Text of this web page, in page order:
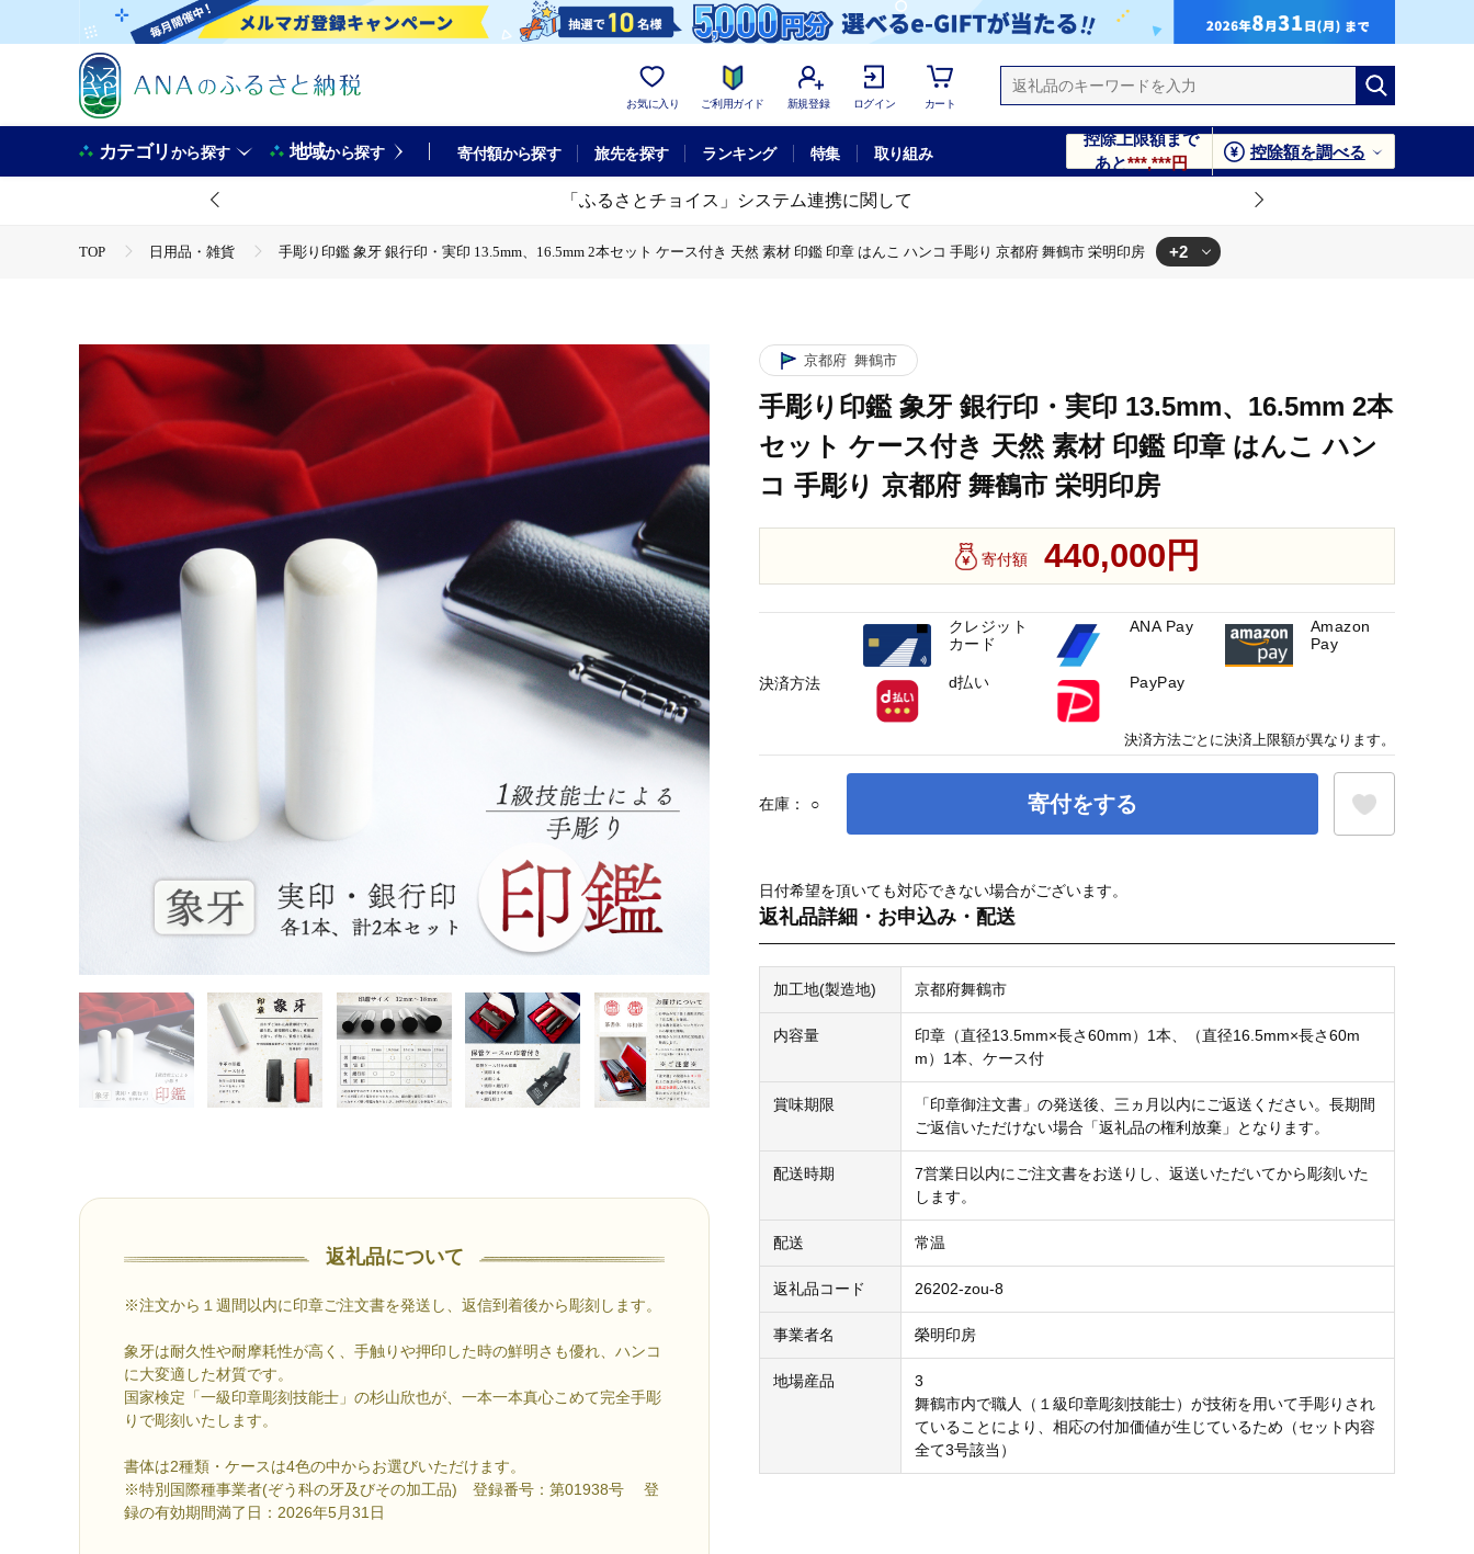
お気に入り ご利用ガイド 新規登録 ログイン カート
カテゴリから探す 地域から探す 寄付額から探す 旅先を探す ランキング 特集 取り組み
控除上限額まで
あと***,***円
控除額を調べる
「ふるさとチョイス」システム連携に関して
TOP 日用品・雑貨 手彫り印鑑 象牙 銀行印・実印 13.5mm、16.5mm 2本セット ケース付き 天然 素材 印鑑 印章 はんこ ハンコ 手彫り 京都府 舞鶴市 栄明印房 +2
返礼品について
※注文から１週間以内に印章ご注文書を発送し、返信到着後から彫刻します。
象牙は耐久性や耐摩耗性が高く、手触りや押印した時の鮮明さも優れ、ハンコ
に大変適した材質です。
国家検定「一級印章彫刻技能士」の杉山欣也が、一本一本真心こめて完全手彫
りで彫刻いたします。
書体は2種類・ケースは4色の中からお選びいただけます。
※特別国際種事業者(ぞう科の牙及びその加工品) 登録番号：第01938号 登
録の有効期間満了日：2026年5月31日
京都府 舞鶴市
手彫り印鑑 象牙 銀行印・実印 13.5mm、16.5mm 2本
セット ケース付き 天然 素材 印鑑 印章 はんこ ハン
コ 手彫り 京都府 舞鶴市 栄明印房
寄付額 440,000円
在庫： ○ 寄付をする
日付希望を頂いても対応できない場合がございます。
返礼品詳細・お申込み・配送
加工地(製造地) 京都府舞鶴市
内容量
印章（直径13.5mm×長さ60mm）1本、（直径16.5mm×長さ60m
m）1本、ケース付
賞味期限
「印章御注文書」の発送後、三ヵ月以内にご返送ください。長期間
ご返信いただけない場合「返礼品の権利放棄」となります。
配送時期
7営業日以内にご注文書をお送りし、返送いただいてから彫刻いた
します。
配送 常温
返礼品コード 26202-zou-8
事業者名 榮明印房
地場産品
3
舞鶴市内で職人（１級印章彫刻技能士）が技術を用いて手彫りされ
ていることにより、相応の付加価値が生じているため（セット内容
全て3号該当）
決済方法
クレジット
カード
ANA Pay
Amazon
Pay
d払い PayPay
決済方法ごとに決済上限額が異なります。